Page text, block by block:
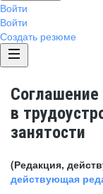
Войти
Войти
Создать резюме
в
занятости
(Редакция,
действующая